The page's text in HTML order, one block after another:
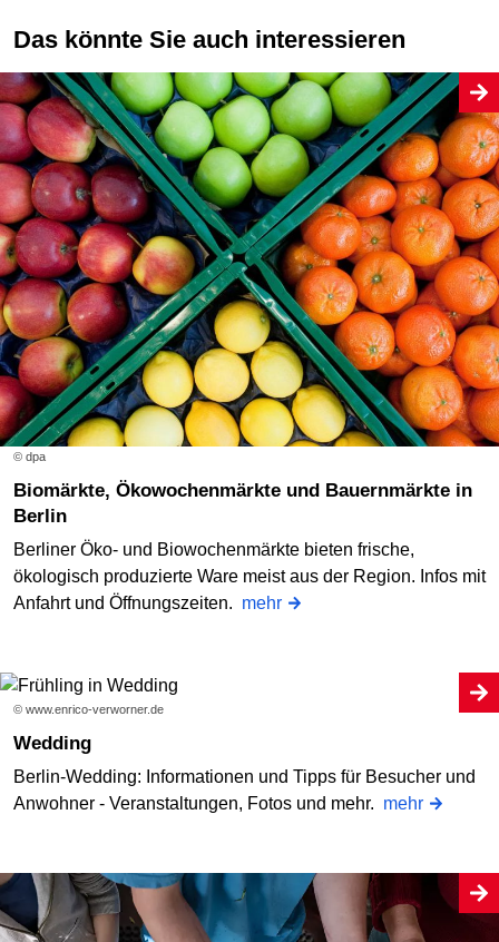
Das könnte Sie auch interessieren
© dpa
Biomärkte, Ökowochenmärkte und Bauernmärkte in
Berlin
Berliner Öko- und Biowochenmärkte bieten frische,
ökologisch produzierte Ware meist aus der Region. Infos mit
Anfahrt und Öffnungszeiten. mehr
© www.enrico-verworner.de
Wedding
Berlin-Wedding: Informationen und Tipps für Besucher und
Anwohner - Veranstaltungen, Fotos und mehr. mehr